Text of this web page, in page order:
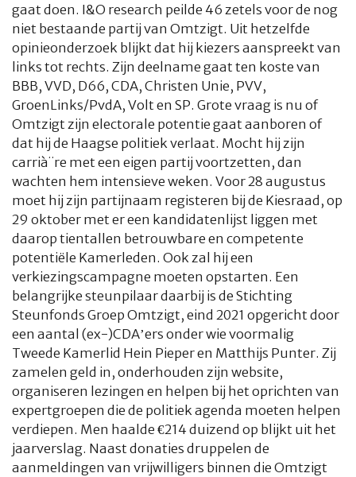
HOME COLUMNS WHAT'S NEW(S) ECONOMIE SPORT
CULTUURRADIOABONNEMENT DONERENMAGAZINE
gaat doen. I&O research peilde 46 zetels voor de nog
niet bestaande partij van Omtzigt. Uit hetzelfde
opinieonderzoek blijkt dat hij kiezers aanspreekt van
links tot rechts. Zijn deelname gaat ten koste van
BBB, VVD, D66, CDA, Christen Unie, PVV,
GroenLinks/PvdA, Volt en SP. Grote vraag is nu of
Omtzigt zijn electorale potentie gaat aanboren of
dat hij de Haagse politiek verlaat. Mocht hij zijn
carrià¨re met een eigen partij voortzetten, dan
wachten hem intensieve weken. Voor 28 augustus
moet hij zijn partijnaam registeren bij de Kiesraad, op
29 oktober met er een kandidatenlijst liggen met
daarop tientallen betrouwbare en competente
potentiële Kamerleden. Ook zal hij een
verkiezingscampagne moeten opstarten. Een
belangrijke steunpilaar daarbij is de Stichting
Steunfonds Groep Omtzigt, eind 2021 opgericht door
een aantal (ex-)CDA’ers onder wie voormalig
Tweede Kamerlid Hein Pieper en Matthijs Punter. Zij
zamelen geld in, onderhouden zijn website,
organiseren lezingen en helpen bij het oprichten van
expertgroepen die de politiek agenda moeten helpen
verdiepen. Men haalde €214 duizend op blijkt uit het
jaarverslag. Naast donaties druppelen de
aanmeldingen van vrijwilligers binnen die Omtzigt